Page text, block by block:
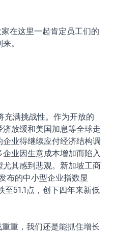
这里一起肯定员工们的
。
挑战性。作为开放的
放缓和美国加息等全球走
业得继续应付经济结构调
业因生意成本增加而陷入
其感到悲观。新加坡工商
布的中小型企业指数显
51.1点，创下四年来新低
，我们还是能抓住增长